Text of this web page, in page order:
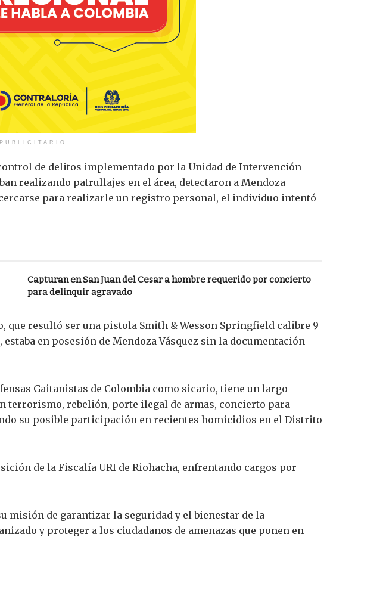
de delitos implementado por la Unidad de Intervención
realizando patrullajes en el área, detectaron a Mendoza
para realizarle un registro personal, el individuo intentó
Capturan en San Juan del Cesar a hombre requerido por concierto
para delinquir agravado
resultó ser una pistola Smith & Wesson Springfield calibre 9
en posesión de Mendoza Vásquez sin la documentación
Gaitanistas de Colombia como sicario, tiene un largo
rebelión, porte ilegal de armas, concierto para
su posible participación en recientes homicidios en el Distrito
de la Fiscalía URI de Riohacha, enfrentando cargos por
misión de garantizar la seguridad y el bienestar de la
y proteger a los ciudadanos de amenazas que ponen en